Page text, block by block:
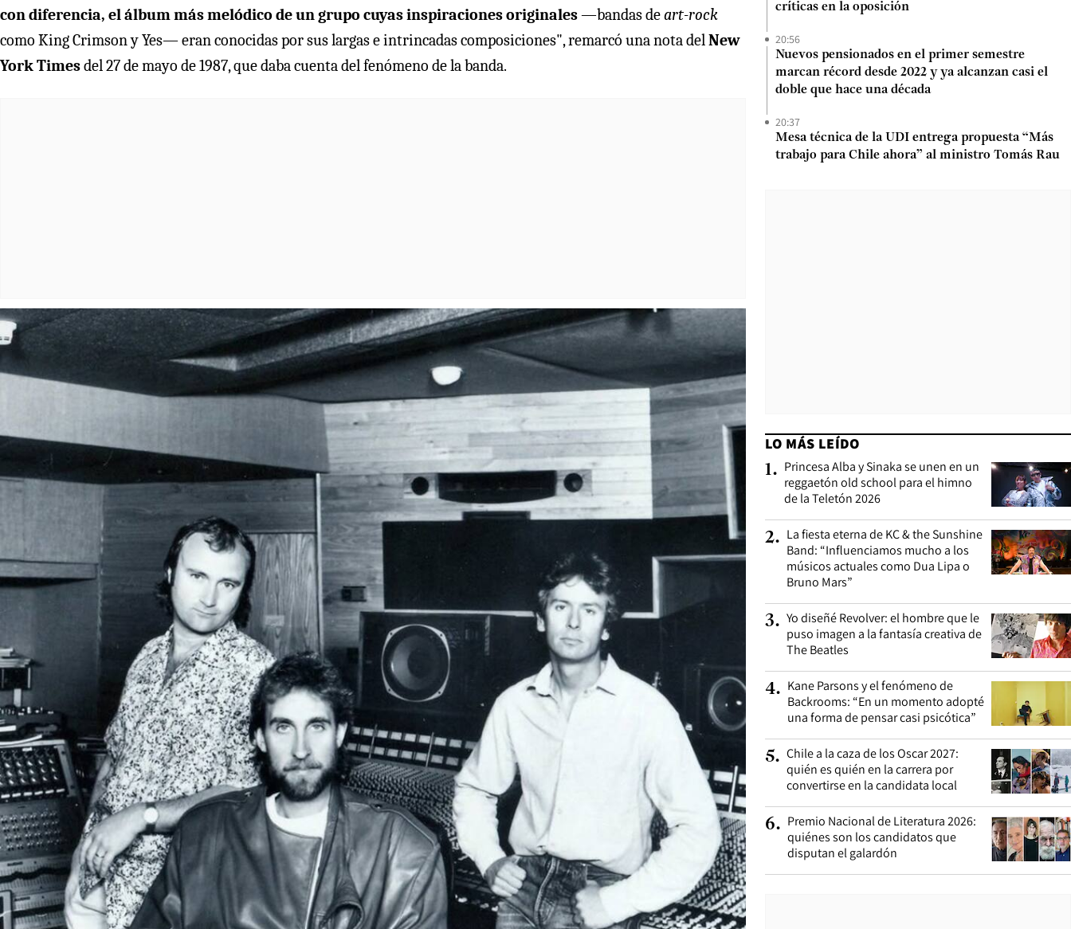
con diferencia, el álbum más melódico de un grupo cuyas inspiraciones originales—bandas deart-rock
como King Crimson y Yes— eran conocidas por sus largas e intrincadas composiciones", remarcó una nota delNew
York Timesdel 27 de mayo de 1987, que daba cuenta del fenómeno de la banda.
críticas en la oposición
20:56
Nuevos pensionados en el primer semestre
marcan récord desde 2022 y ya alcanzan casi el
doble que hace una década
20:37
Mesa técnica de la UDI entrega propuesta “Más
trabajo para Chile ahora” al ministro Tomás Rau
LO MÁS LEÍDO
1. Princesa Alba y Sinaka se unen en un
reggaetón old school para el himno
de la Teletón 2026
2. La fiesta eterna de KC & the Sunshine
Band: “Influenciamos mucho a los
músicos actuales como Dua Lipa o
Bruno Mars”
3. Yo diseñé Revolver: el hombre que le
puso imagen a la fantasía creativa de
The Beatles
4. Kane Parsons y el fenómeno de
Backrooms: “En un momento adopté
una forma de pensar casi psicótica”
5. Chile a la caza de los Oscar 2027:
quién es quién en la carrera por
convertirse en la candidata local
6. Premio Nacional de Literatura 2026:
quiénes son los candidatos que
disputan el galardón